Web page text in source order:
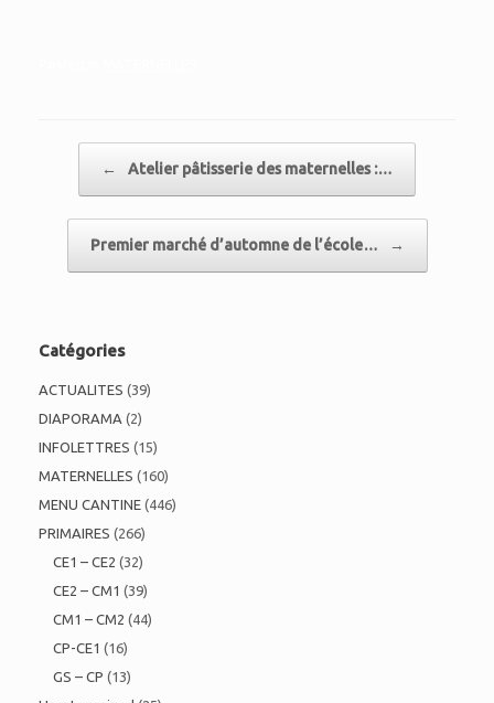
← Atelier pâtisserie des maternelles :…
Premier marché d’automne de l’école… →
Catégories
ACTUALITES (39)
DIAPORAMA (2)
INFOLETTRES (15)
MATERNELLES (160)
MENU CANTINE (446)
PRIMAIRES (266)
CE1 – CE2 (32)
CE2 – CM1 (39)
CM1 – CM2 (44)
CP-CE1 (16)
GS – CP (13)